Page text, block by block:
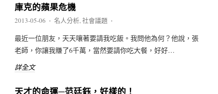
庫克的蘋果危機
2013-05-06 ♦ 名人分析,社會議題 ♦
最近一位朋友，天天嚷著要請我吃飯。我問他為何？他說，張
老師，你讓我賺了6千萬，當然要請你吃大餐，好好…
詳全文
天才的命運─范廷鈺，好樣的！